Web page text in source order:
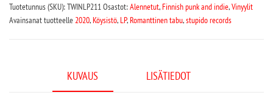
Tuotetunnus (SKU):TWINLP211Osastot:Alennetut,Finnish punk and indie,Vinyylit
Avainsanat tuotteelle2020,Köysistö,LP,Romanttinen tabu,stupido records
KUVAUS LISÄTIEDOT